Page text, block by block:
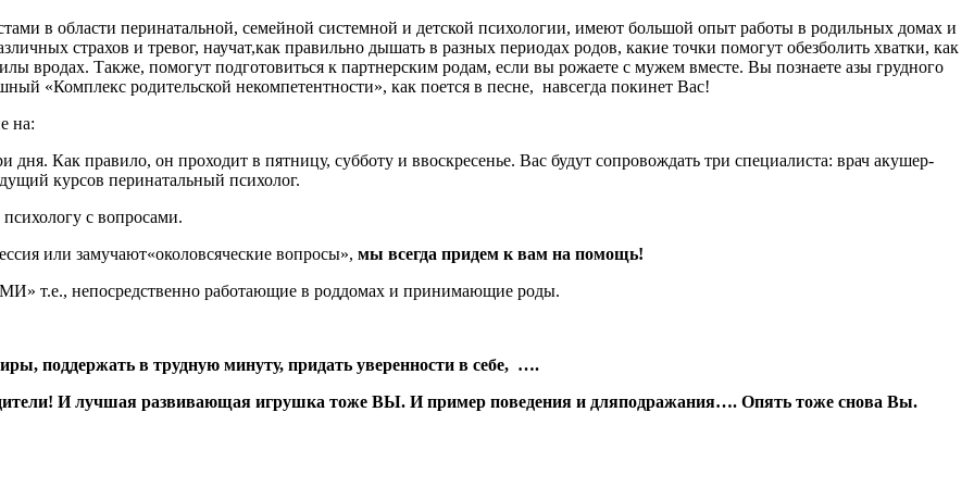
в области перинатальной, семейной системной и детской психологии, имеют большой опыт работы в родильных домах и
страхов и тревог, научат,как правильно дышать в разных периодах родов, какие точки помогут обезболить хватки, как
вродах. Также, помогут подготовиться к партнерским родам, если вы рожаете с мужем вместе. Вы познаете азы грудного
«Комплекс родительской некомпетентности», как поется в песне, навсегда покинет Вас!
на:
дня. Как правило, он проходит в пятницу, субботу и ввоскресенье. Вас будут сопровождать три специалиста: врач акушер-
курсов перинатальный психолог.
с вопросами.
или замучают«околовсяческие вопросы», мы всегда придем к вам на помощь!
т.е., непосредственно работающие в роддомах и принимающие роды.
поддержать в трудную минуту, придать уверенности в себе, ….
И лучшая развивающая игрушка тоже ВЫ. И пример поведения и дляподражания…. Опять тоже снова Вы.